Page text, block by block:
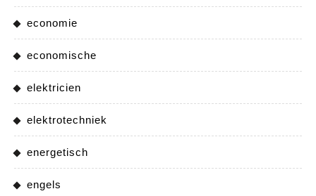
economie
economische
elektricien
elektrotechniek
energetisch
engels